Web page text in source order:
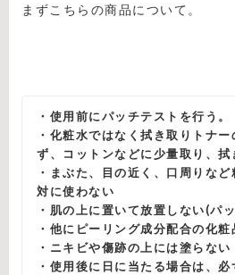
まずこちらの商品について。
・使用前にパッチテストを行う。
・化粧水ではなく拭き取りトナ
ず、コットンなどに少量取り、拭
・まぶた、目の近く、口周りな
対に使わない
・肌の上に置いて放置しない(パ
・他にピーリング成分配合の化
・ニキビや傷跡の上には塗らない
・使用後に日に当たる場合は、